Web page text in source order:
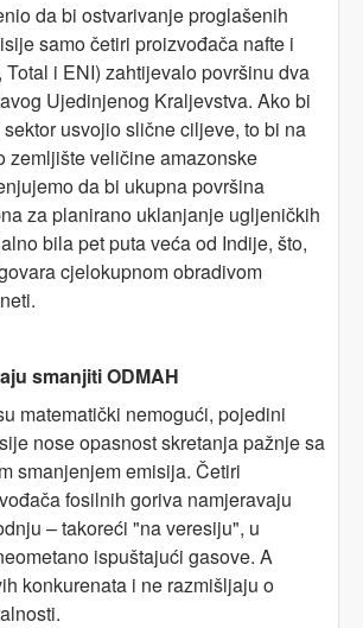
da bi ostvarivanje proglašenih
samo četiri proizvođača nafte i
Total i ENI) zahtijevalo površinu dva
Ujedinjenog Kraljevstva. Ako bi
usvojio slične ciljeve, to bi na
zemljište veličine amazonske
da bi ukupna površina
za planirano uklanjanje ugljeničkih
bila pet puta veća od Indije, što,
cjelokupnom obradivom
smanjiti ODMAH
matematički nemogući, pojedini
nose opasnost skretanja pažnje sa
smanjenjem emisija. Četiri
fosilnih goriva namjeravaju
– takoreći "na veresiju", u
ispuštajući gasove. A
konkurenata i ne razmišljaju o